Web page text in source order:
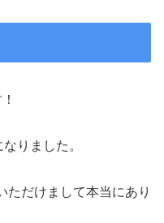
りました。
ただけまして本当にあり